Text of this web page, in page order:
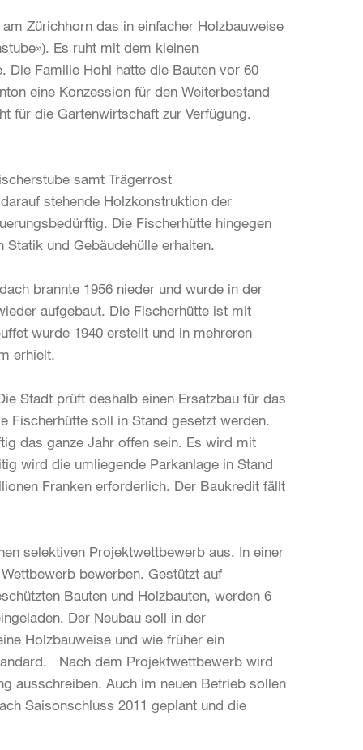
Zürichhorn das in einfacher Holzbauweise
Es ruht mit dem kleinen
Die Familie Hohl hatte die Bauten vor 60
eine Konzession für den Weiterbestand
für die Gartenwirtschaft zur Verfügung.
samt Trägerrost
stehende Holzkonstruktion der
Die Fischerhütte hingegen
und Gebäudehülle erhalten.
brannte 1956 nieder und wurde in der
aufgebaut. Die Fischerhütte ist mit
wurde 1940 erstellt und in mehreren
erhielt.
Stadt prüft deshalb einen Ersatzbau für das
Fischerhütte soll in Stand gesetzt werden.
das ganze Jahr offen sein. Es wird mit
wird die umliegende Parkanlage in Stand
Franken erforderlich. Der Baukredit fällt
selektiven Projektwettbewerb aus. In einer
bewerben. Gestützt auf
Bauten und Holzbauten, werden 6
Der Neubau soll in der
Holzbauweise und wie früher ein
Nach dem Projektwettbewerb wird
ausschreiben. Auch im neuen Betrieb sollen
Saisonschluss 2011 geplant und die